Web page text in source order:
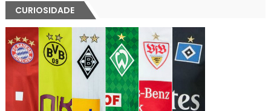
CURIOSIDADE